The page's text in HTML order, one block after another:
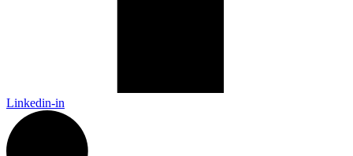
Linkedin-in